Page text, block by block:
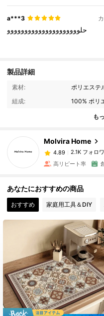
a***3
حلووووووووووووووووووووو
製品詳細
素材:
ポリエステ
組成:
100% ポリ
も
Molvira Home
2.1K フォロワ
2.1K フォロ
2.1K フォロワ
s***A は1日前 に購
4.89 2.1K フォロ
4.89 2.1K フォロ
4.89 2.1K フォロ
4.89 2.1K フォロ
高リピート率
あなたにおすすめの商品
おすすめ 家庭用工具＆DIY